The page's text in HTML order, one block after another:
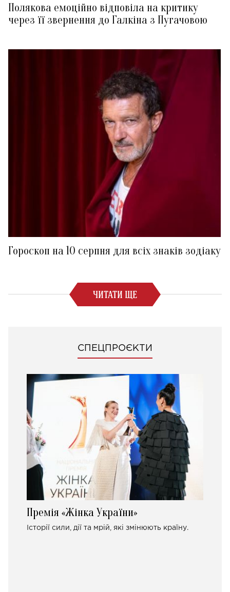
Полякова емоційно відповіла на критику
через її звернення до Галкіна з Пугачовою
Гороскоп на 10 серпня для всіх знаків зодіаку
ЧИТАТИ ЩЕ
СПЕЦПРОЄКТИ
Премія «Жінка України»
Історії сили, дії та мрій, які змінюють країну.